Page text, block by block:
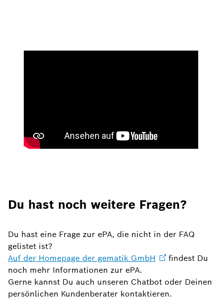
Du hast noch weitere Fragen?
Du hast eine Frage zur ePA, die nicht in der FAQ
gelistet ist?
Auf der Homepage der gematik GmbH
findest Du
noch mehr Informationen zur ePA.
Gerne kannst Du auch unseren Chatbot oder Deinen
persönlichen Kundenberater kontaktieren.